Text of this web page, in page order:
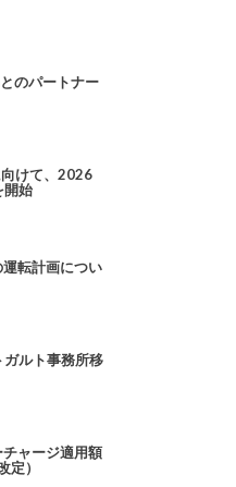
のパートナー
向けて、2026
開始
転計画につい
ルト事務所移
ャージ適用額
）